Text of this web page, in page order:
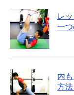
レ
一
内
方法